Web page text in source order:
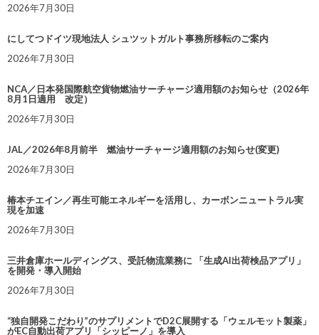
2026年7月30日
にしてつドイツ現地法人 シュツットガルト事務所移転のご案内
2026年7月30日
NCA／日本発国際航空貨物燃油サーチャージ適用額のお知らせ（2026年
8月1日適用 改定）
2026年7月30日
JAL／2026年8月前半 燃油サーチャージ適用額のお知らせ(変更)
2026年7月30日
椿本チエイン／再生可能エネルギーを活用し、カーボンニュートラル実
現を加速
2026年7月30日
三井倉庫ホールディングス、受託物流業務に 「生成AI出荷検品アプリ」
を開発・導入開始
2026年7月30日
“独自開発こだわり”のサプリメントでD2C展開する「ウェルモット製薬」
がEC自動出荷アプリ「シッピーノ」を導入